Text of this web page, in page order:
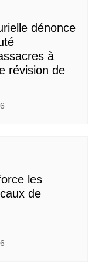
dénonce
à
révision de
les
de